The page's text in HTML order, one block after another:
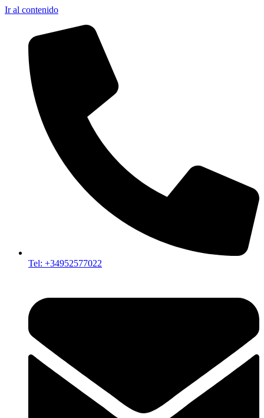
Ir al contenido
Tel: +34952577022